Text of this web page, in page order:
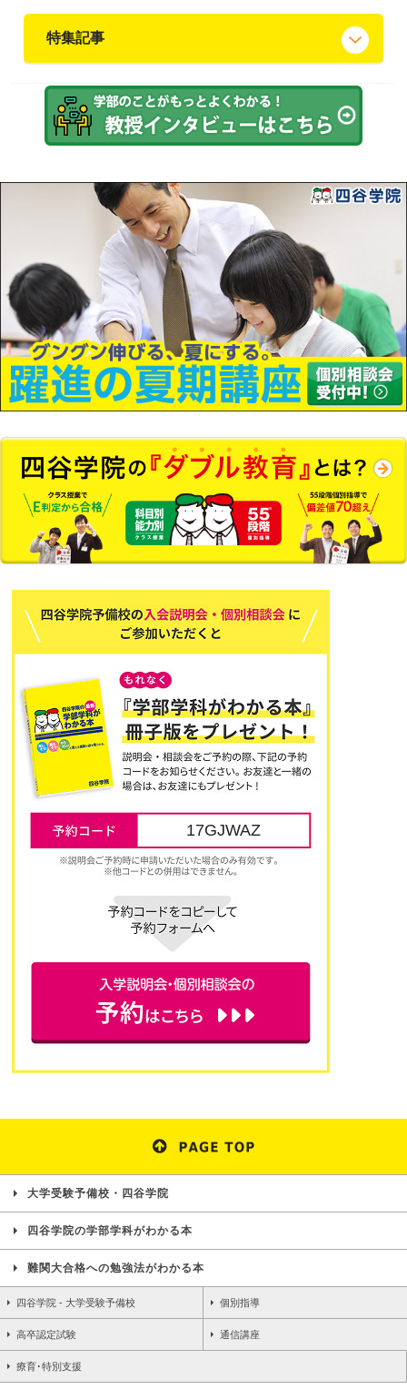
特集記事
17GJWAZ
大学受験予備校・四谷学院
四谷学院の学部学科がわかる本
難関大合格への勉強法がわかる本
四谷学院 - 大学受験予備校 個別指導
高卒認定試験 通信講座
療育･特別支援